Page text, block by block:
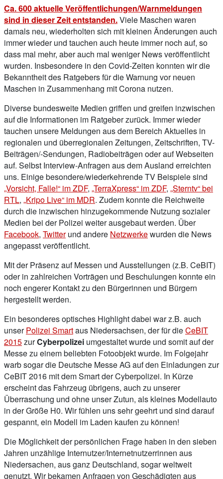
Ca. 600 aktuelle Veröffentlichungen/Warnmeldungen
sind in dieser Zeit entstanden.Viele Maschen waren
damals neu, wiederholten sich mit kleinen Änderungen auch
immer wieder und tauchen auch heute immer noch auf, so
dass mal mehr, aber auch mal weniger News veröffentlicht
wurden. Insbesondere in den Covid-Zeiten konnten wir die
Bekanntheit des Ratgebers für die Warnung vor neuen
Maschen in Zusammenhang mit Corona nutzen.
Diverse bundesweite Medien griffen und greifen inzwischen
auf die Informationen im Ratgeber zurück. Immer wieder
tauchen unsere Meldungen aus dem Bereich Aktuelles in
regionalen und überregionalen Zeitungen, Zeitschriften, TV-
Beiträgen/-Sendungen, Radiobeiträgen oder auf Webseiten
auf. Selbst Interview-Anfragen aus dem Ausland erreichten
uns. Einige besondere/wiederkehrende TV Beispiele sind
„Vorsicht, Falle!“ im ZDF, „TerraXpress“ im ZDF, „Sterntv“ bei
RTL, „Kripo Live“ im MDR. Zudem konnte die Reichweite
durch die inzwischen hinzugekommende Nutzung sozialer
Medien bei der Polizei weiter ausgebaut werden. Über
Facebook, Twitterund andere Netzwerkewurden die News
angepasst veröffentlicht.
Mit der Präsenz auf Messen und Ausstellungen (z.B. CeBIT)
oder in zahlreichen Vorträgen und Beschulungen konnte ein
noch engerer Kontakt zu den Bürgerinnen und Bürgern
hergestellt werden.
Ein besonderes optisches Highlight dabei war z.B. auch
unserPolizei Smartaus Niedersachsen, der für dieCeBIT
2015zurCyberpolizei umgestaltet wurde und somit auf der
Messe zu einem beliebten Fotoobjekt wurde. Im Folgejahr
warb sogar die Deutsche Messe AG auf den Einladungen zur
CeBIT 2016 mit dem Smart der Cyberpolizei. In Kürze
erscheint das Fahrzeug übrigens, auch zu unserer
Überraschung und ohne unser Zutun, als kleines Modellauto
in der Größe H0. Wir fühlen uns sehr geehrt und sind darauf
gespannt, ein Modell im Laden kaufen zu können!
Die Möglichkeit der persönlichen Frage haben in den sieben
Jahren unzählige Internutzer/Internetnutzerrinnen aus
Niedersachen, aus ganz Deutschland, sogar weltweit
genutzt. Wir bekamen Anfragen von Geschädigten aus